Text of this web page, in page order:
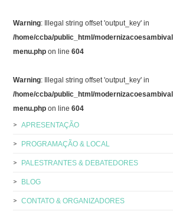
Warning: Illegal string offset 'output_key' in
/home/ccba/public_html/
menu.php on line604
Warning: Illegal string offset 'output_key' in
/home/ccba/public_html/
menu.php on line604
APRESENTAÇÃO
PROGRAMAÇÃO & LOCAL
PALESTRANTES & DEBATEDORES
BLOG
CONTATO & ORGANIZADORES